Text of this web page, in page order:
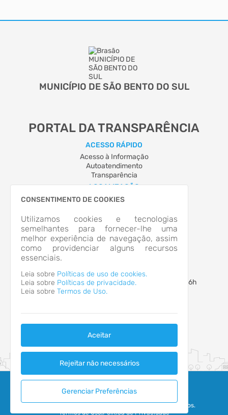
CONSENTIMENTO DE COOKIES
Utilizamos cookies e tecnologias
semelhantes para fornecer-lhe uma
melhor experiência de navegação, assim
como providenciar alguns recursos
essenciais.
Leia sobre Políticas de uso de cookies.
Leia sobre Políticas de privacidade.
Leia sobre Termos de Uso.
Aceitar
Rejeitar não necessários
Gerenciar Preferências
MUNICÍPIO DE SÃO BENTO DO SUL
PORTAL DA TRANSPARÊNCIA
ACESSO RÁPIDO
Acesso à Informação
Autoatendimento
Transparência
LOCALIZAÇÃO
RUA JORGE LACERDA, Nº 75, CENTRO
CEP: 89.280-902
Abrir no Mapa
CONTATOS
(47) 3631-6000
ouvidoria@saobentodosul.sc.gov.br
HORÁRIO DE ATENDIMENTO
Segunda-feira a Sexta-feira8h às 12h - 13h às 16h
2026 - IPM Sistemas Ltda. Todos os Direitos Reservados.
Termos de Uso|Política de Privacidade